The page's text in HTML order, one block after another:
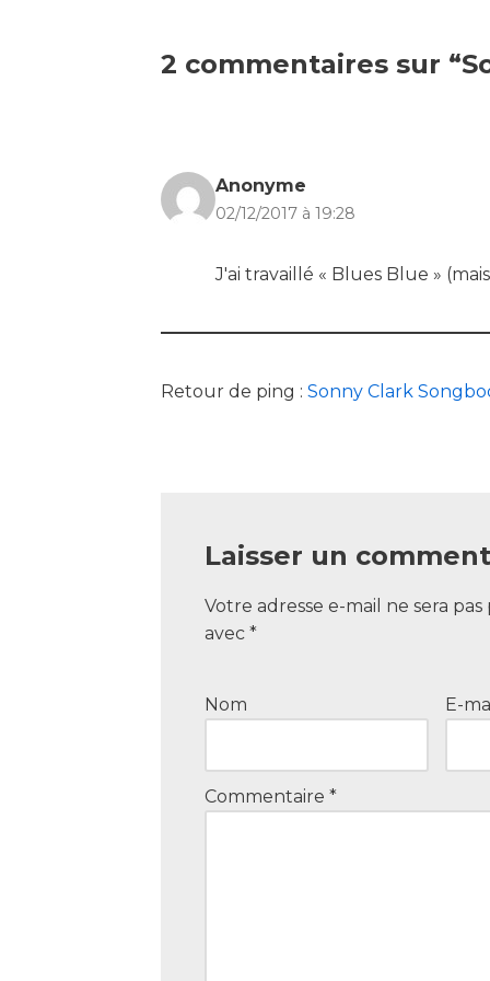
2 commentaires sur
Anonyme
02/12/2017 à 19:28
J'ai travaillé « Blues Blue »
Retour de ping : Sonny Clark
Laisser un
Votre adresse e-mail ne sera pas
avec *
Nom E-
Commentaire *